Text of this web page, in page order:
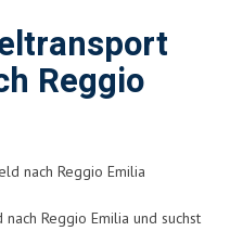
Reggio
nach Reggio Emilia
Reggio Emilia und suchst